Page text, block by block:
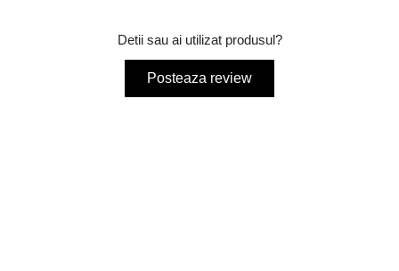
Detii sau ai utilizat produsul?
Posteaza review